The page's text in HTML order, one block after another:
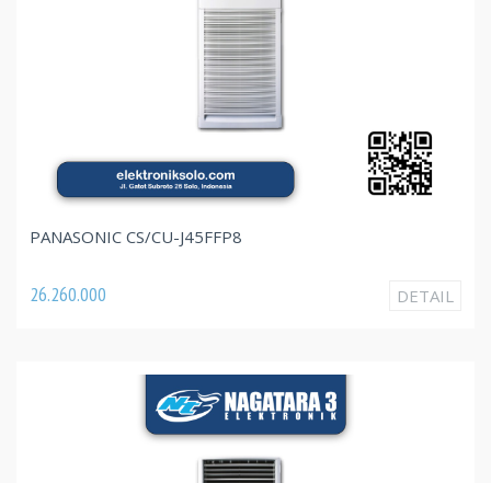
PANASONIC CS/CU-J45FFP8
26.260.000 DETAIL